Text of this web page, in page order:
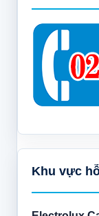
Khu vực